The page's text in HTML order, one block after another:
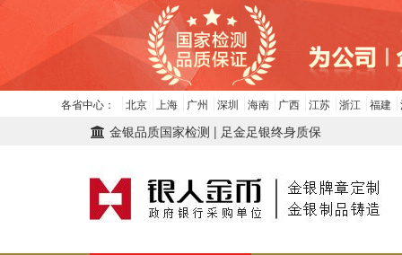
各省中心： 北京 上海 广州 深圳 海南 广西 江苏 浙江 福建
金银品质国家检测 | 足金足银终身质保